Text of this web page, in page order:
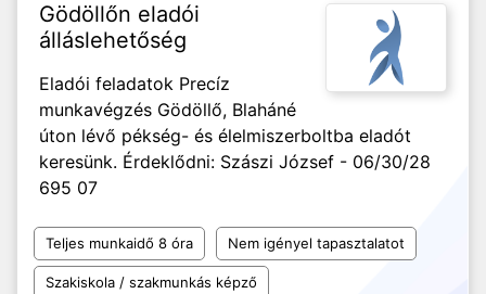
Gödöllőn eladói
álláslehetőség
Eladói feladatok Precíz
munkavégzés Gödöllő, Blaháné
úton lévő pékség- és élelmiszerboltba eladót
keresünk. Érdeklődni: Szászi József - 06/30/28
695 07
Teljes munkaidő 8 óra Nem igényel tapasztalatot
Szakiskola / szakmunkás képző